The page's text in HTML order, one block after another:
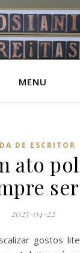
MENU
DE ESCRITOR
ato
2025-04-22